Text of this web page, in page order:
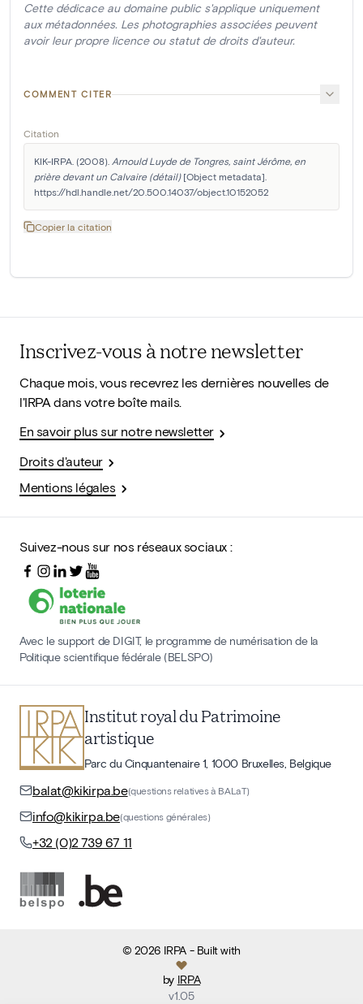
Cette dédicace au domaine public s'applique uniquement
aux métadonnées. Les photographies associées peuvent
avoir leur propre licence ou statut de droits d'auteur.
COMMENT CITER
Citation
KIK-IRPA. (2008). Arnould Luyde de Tongres, saint Jérôme, en
prière devant un Calvaire (détail) [Object metadata].
https://hdl.handle.net/20.500.14037/object.10152052
Copier la citation
Inscrivez-vous à notre newsletter
Chaque mois, vous recevrez les dernières nouvelles de
l'IRPA dans votre boîte mails.
En savoir plus sur notre newsletter
Droits d'auteur
Mentions légales
Suivez-nous sur nos réseaux sociaux :
Avec le support de DIGIT, le programme de numérisation de la
Politique scientifique fédérale (BELSPO)
Institut royal du Patrimoine
artistique
Parc du Cinquantenaire 1, 1000 Bruxelles, Belgique
balat@kikirpa.be(questions relatives à BALaT)
info@kikirpa.be(questions générales)
+32 (0)2 739 67 11
©2026 IRPA- Built with
by IRPA
v1.05